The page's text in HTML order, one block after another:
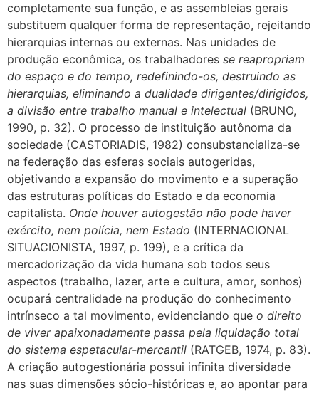
completamente sua função, e as assembleias gerais
substituem qualquer forma de representação, rejeitando
hierarquias internas ou externas. Nas unidades de
produção econômica, os trabalhadores se reapropriam
do espaço e do tempo, redefinindo-os, destruindo as
hierarquias, eliminando a dualidade dirigentes/dirigidos,
a divisão entre trabalho manual e intelectual (BRUNO,
1990, p. 32). O processo de instituição autônoma da
sociedade (CASTORIADIS, 1982) consubstancializa-se
na federação das esferas sociais autogeridas,
objetivando a expansão do movimento e a superação
das estruturas políticas do Estado e da economia
capitalista. Onde houver autogestão não pode haver
exército, nem polícia, nem Estado (INTERNACIONAL
SITUACIONISTA, 1997, p. 199), e a crítica da
mercadorização da vida humana sob todos seus
aspectos (trabalho, lazer, arte e cultura, amor, sonhos)
ocupará centralidade na produção do conhecimento
intrínseco a tal movimento, evidenciando que o direito
de viver apaixonadamente passa pela liquidação total
do sistema espetacular-mercantil (RATGEB, 1974, p. 83).
A criação autogestionária possui infinita diversidade
nas suas dimensões sócio-históricas e, ao apontar para